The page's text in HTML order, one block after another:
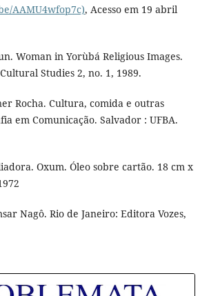
AAMU4wfop7c), Acesso em 19 abril
Woman in Yorùbá Religious Images.
Studies 2, no. 1, 1989.
Rocha. Cultura, comida e outras
em Comunicação. Salvador : UFBA.
Oxum. Óleo sobre cartão. 18 cm x
Nagô. Rio de Janeiro: Editora Vozes,